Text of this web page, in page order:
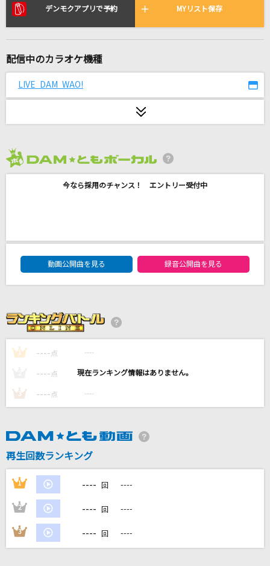
リアルタイムで歌われている曲の一覧
雨とペトラ
ラブソングに襲われる
ビリヤニ
中島美嘉
I LOVE...
Official髭男dism
あの子コンプレックス
CHiCO with HoneyWorks
カラオケ最新情報をチェック！
デンモクアプリで予約 MYリスト保存
配信中のカラオケ機種
LIVE DAM WAO!
今なら採用のチャンス！ エントリー受付中
DAM★ともボーカルエントリーランキング
動画公開曲を見る
録音公開曲を見る
1 ---- 点 ----
---- 点 ----
3 ---- 点 ----
再生回数ランキング
1 ---- 回 ----
2 ---- 回 ----
3 ---- 回 ----